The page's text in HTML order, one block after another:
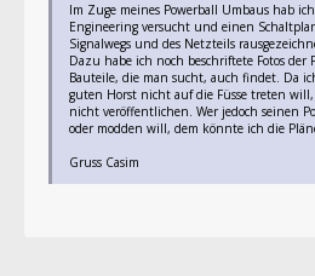
Im Zuge meines Powerball Umbaus hab
Engineering versucht und einen
Signalwegs und des Netzteils
Dazu habe ich noch beschriftete Fotos
Bauteile, die man sucht, auch findet. Da
guten Horst nicht auf die Füsse treten
nicht veröffentlichen. Wer jedoch seinen
oder modden will, dem könnte ich die
Gruss Casim